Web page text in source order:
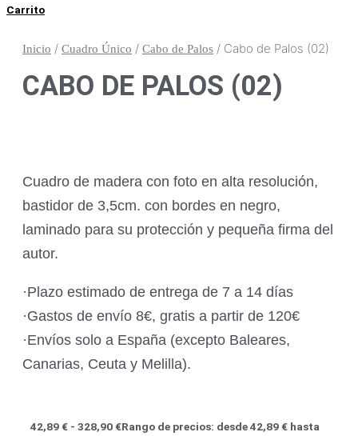
Carrito
Inicio / Cuadro Único / Cabo de Palos / Cabo de Palos (02)
CABO DE PALOS (02)
Cuadro de madera con foto en alta resolución,
bastidor de 3,5cm. con bordes en negro,
laminado para su protección y pequeña firma del
autor.
·Plazo estimado de entrega de 7 a 14 días
·Gastos de envío 8€, gratis a partir de 120€
·Envíos solo a España (excepto Baleares,
Canarias, Ceuta y Melilla).
42,89€ - 328,90€Rango de precios: desde 42,89 € hasta